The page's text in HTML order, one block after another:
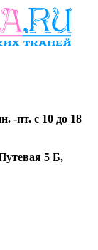
-пт. с 10 до 18
5 Б,